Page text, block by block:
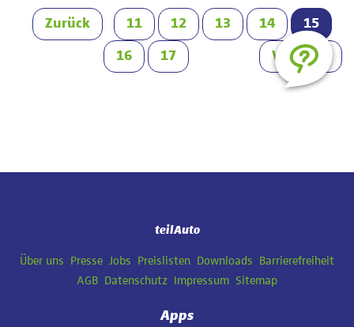
Zurück 11 12 13 14 15
16 17 Vorwärts
teilAuto
Navigation
überspringen
Über uns Presse Jobs Preislisten Downloads
Barrierefreiheit
AGB
Datenschutz Impressum Sitemap
Apps